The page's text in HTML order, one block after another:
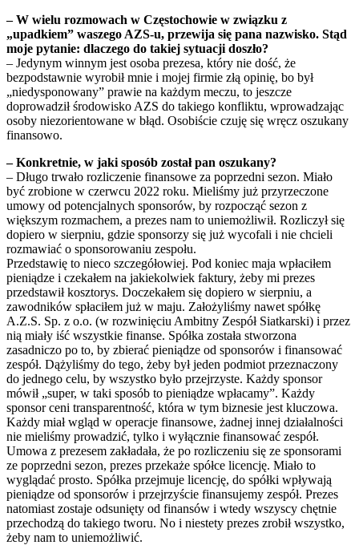
– W wielu rozmowach w Częstochowie w związku z
„upadkiem” waszego AZS-u, przewija się pana nazwisko. Stąd
moje pytanie: dlaczego do takiej sytuacji doszło?
– Jedynym winnym jest osoba prezesa, który nie dość, że
bezpodstawnie wyrobił mnie i mojej firmie złą opinię, bo był
„niedysponowany” prawie na każdym meczu, to jeszcze
doprowadził środowisko AZS do takiego konfliktu, wprowadzając
osoby niezorientowane w błąd. Osobiście czuję się wręcz oszukany
finansowo.
– Konkretnie, w jaki sposób został pan oszukany?
– Długo trwało rozliczenie finansowe za poprzedni sezon. Miało
być zrobione w czerwcu 2022 roku. Mieliśmy już przyrzeczone
umowy od potencjalnych sponsorów, by rozpocząć sezon z
większym rozmachem, a prezes nam to uniemożliwił. Rozliczył się
dopiero w sierpniu, gdzie sponsorzy się już wycofali i nie chcieli
rozmawiać o sponsorowaniu zespołu.
Przedstawię to nieco szczegółowiej. Pod koniec maja wpłaciłem
pieniądze i czekałem na jakiekolwiek faktury, żeby mi prezes
przedstawił kosztorys. Doczekałem się dopiero w sierpniu, a
zawodników spłaciłem już w maju. Założyliśmy nawet spółkę
A.Z.S. Sp. z o.o. (w rozwinięciu Ambitny Zespół Siatkarski) i przez
nią miały iść wszystkie finanse. Spółka została stworzona
zasadniczo po to, by zbierać pieniądze od sponsorów i finansować
zespół. Dążyliśmy do tego, żeby był jeden podmiot przeznaczony
do jednego celu, by wszystko było przejrzyste. Każdy sponsor
mówił „super, w taki sposób to pieniądze wpłacamy”. Każdy
sponsor ceni transparentność, która w tym biznesie jest kluczowa.
Każdy miał wgląd w operacje finansowe, żadnej innej działalności
nie mieliśmy prowadzić, tylko i wyłącznie finansować zespół.
Umowa z prezesem zakładała, że po rozliczeniu się ze sponsorami
ze poprzedni sezon, prezes przekaże spółce licencję. Miało to
wyglądać prosto. Spółka przejmuje licencję, do spółki wpływają
pieniądze od sponsorów i przejrzyście finansujemy zespół. Prezes
natomiast zostaje odsunięty od finansów i wtedy wszyscy chętnie
przechodzą do takiego tworu. No i niestety prezes zrobił wszystko,
żeby nam to uniemożliwić.